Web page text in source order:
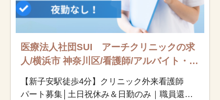
医療法人社団SUI アーチクリニックの求
人/横浜市 神奈川区/看護師/アルバイト・
パート
【新子安駅徒歩4分】クリニック外来看護師
パート募集│土日祝休み＆日勤のみ｜職員還元